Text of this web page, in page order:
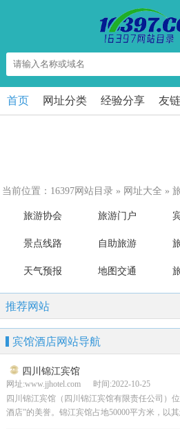
首页 网址分类 经验分享 友
当前位置： 16397网站目录 » 网址大全 »
旅游协会 旅游门户
景点线路 自助旅游
天气预报 地图交通
推荐网站
宾馆酒店网站导航
四川锦江宾馆
网址:www.jjhotel.com 时间:2022-10-25
四川锦江宾馆（四川锦江宾馆有限责任公司）
酒店”的美誉。锦江宾馆占地50000平方米，以